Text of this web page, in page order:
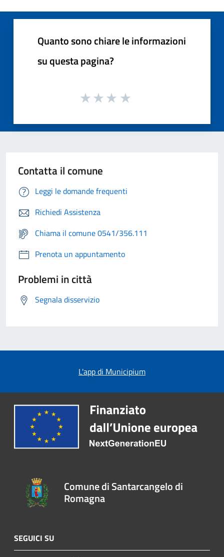
Quanto sono chiare le informazioni
su questa pagina?
Contatta il comune
Leggi le domande frequenti
Richiedi Assistenza
Chiama il comune 0541/356.111
Prenota un appuntamento
Problemi in città
Segnala disservizio
L'app di Municipium
Comune di Santarcangelo di
Romagna
SEGUICI SU